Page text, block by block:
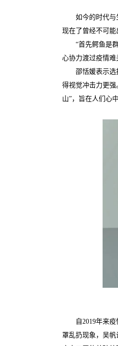
如今的时代
现在了曾经不可
“首先鳄鱼是
心协力渡过疫情难
邵恬媛表示
得视觉冲击力更
山”，旨在人们心
自2019年来
罩乱扔现象，吴